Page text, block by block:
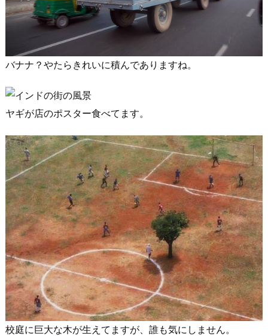
バナナ？やたらきれいに積んでありますね。
ヤギが店のポスター食べてます。
校庭に巨大な木が生えてますが、誰も気にしません。